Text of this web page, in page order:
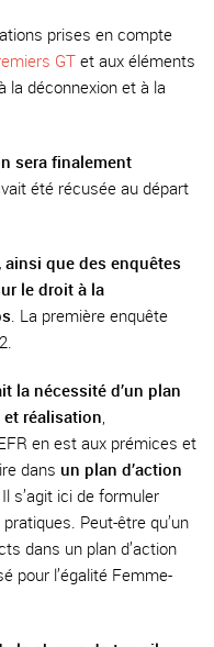
prises en compte
GT et aux éléments
la déconnexion et à la
sera finalement
été récusée au départ
que des enquêtes
le droit à la
. La première enquête
la nécessité d’un plan
réalisation,
en est aux prémices et
dans un plan d’action
s’agit ici de formuler
Peut-être qu’un
dans un plan d’action
pour l’égalité Femme-